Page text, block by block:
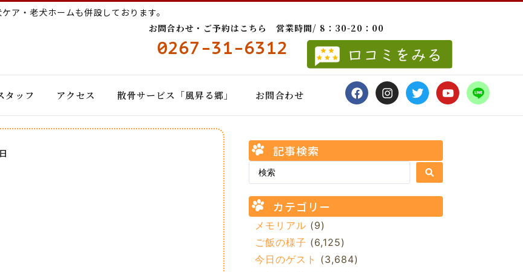
ア・老犬ホームも併設しております。
お問合わせ・ご予約はこちら 営業時間/ 8：30-20：00
0267-31-6312
タッフ アクセス 散骨サービス「風昇る郷」 お問合わせ
記事検索
カテゴリー
メモリアル (9)
ご飯の様子 (6,125)
今日のゲスト (3,684)